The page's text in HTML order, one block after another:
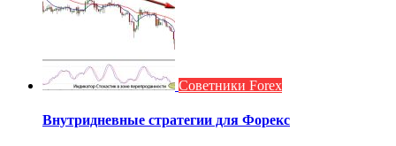
Советники Forex
Внутридневные стратегии для Форекс